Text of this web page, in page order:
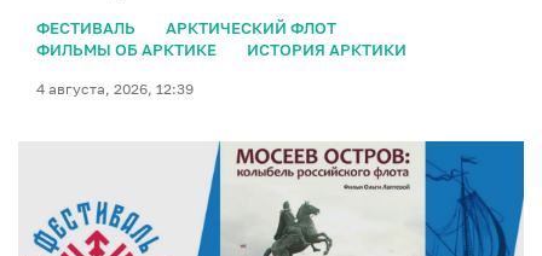
ФЕСТИВАЛЬ
АРКТИЧЕСКИЙ ФЛОТ
ФИЛЬМЫ ОБ АРКТИКЕ
ИСТОРИЯ АРКТИКИ
4 августа, 2026, 12:39